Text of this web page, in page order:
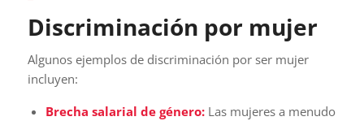
Discriminación por mujer
Algunos ejemplos de discriminación por ser mujer
incluyen:
Brecha salarial de género:Las mujeres a menudo